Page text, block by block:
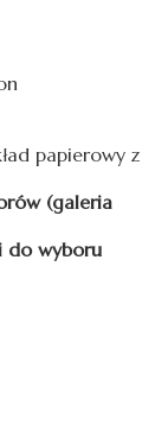
papierowy z
(galeria
do wyboru